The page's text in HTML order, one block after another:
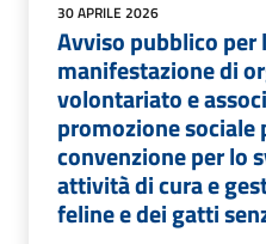
30 APRILE 2026
Avviso pubblico
manifestazione di
volontariato e
promozione sociale
convenzione per lo
attività di cura e
feline e dei gatti